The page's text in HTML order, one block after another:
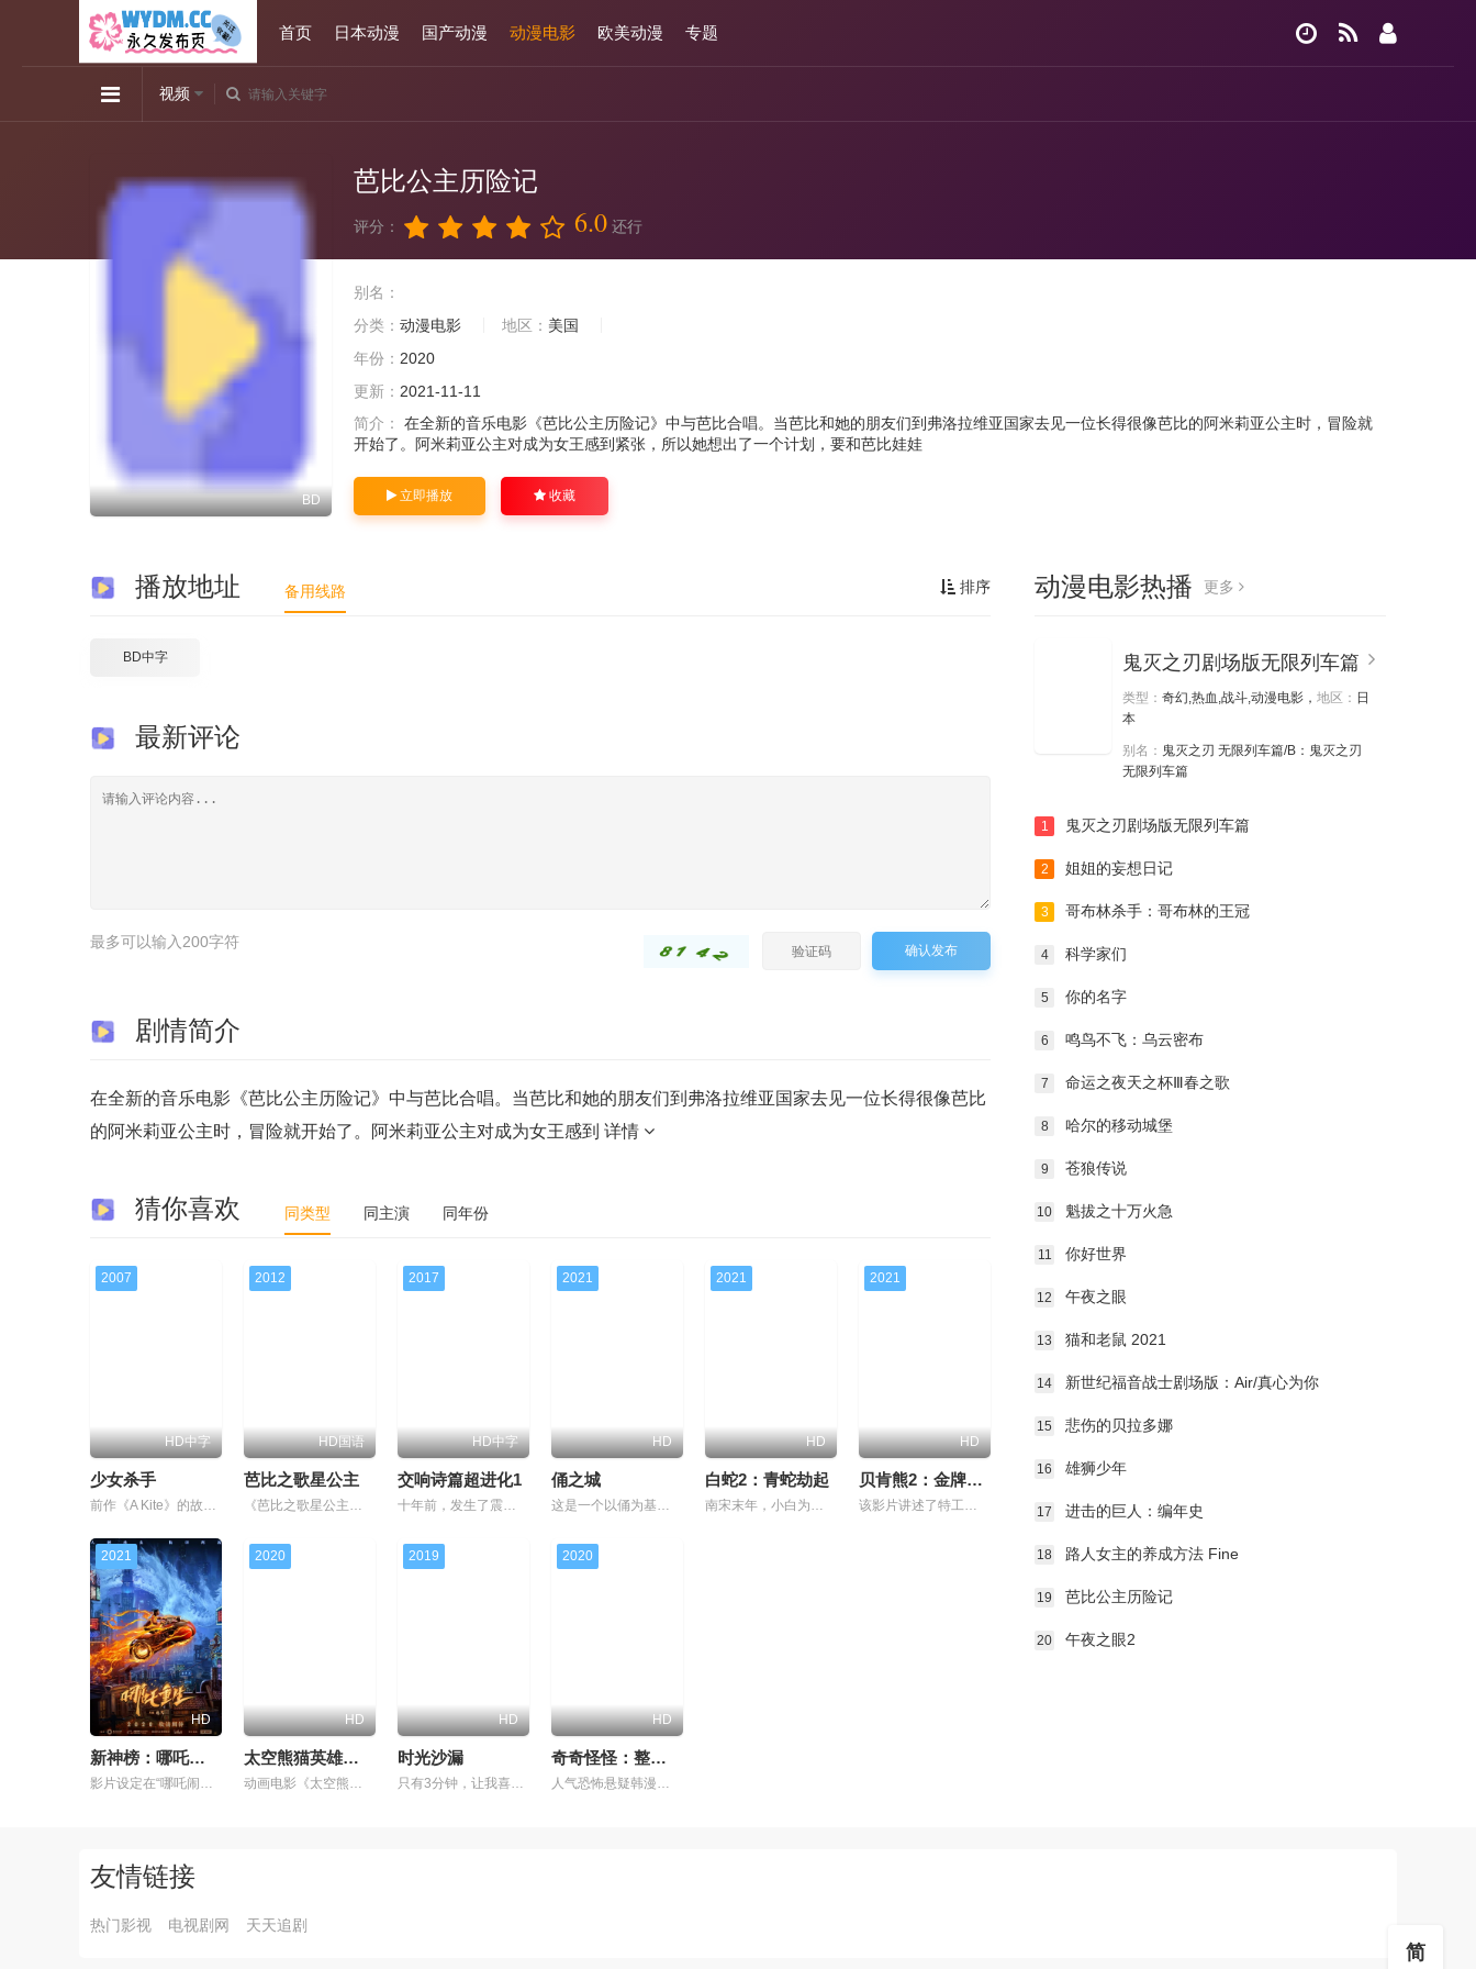
首页 日本动漫 国产动漫 动漫电影 欧美动漫 专题
视频
BD
芭比公主历险记
评分： 6.0 还行
别名：
分类： 动漫电影 地区： 美国
年份： 2020
更新： 2021-11-11
简介：
在全新的音乐电影《芭比公主历险记》中与芭比合唱。当芭比和她的朋友们到弗洛拉维亚国家去见一位长得很像芭比的阿米莉亚公主时，冒险就
开始了。阿米莉亚公主对成为女王感到紧张，所以她想出了一个计划，要和芭比娃娃
立即播放 收藏
排序
播放地址 备用线路
BD中字
最新评论
最多可以输入200字符 确认发布
剧情简介
在全新的音乐电影《芭比公主历险记》中与芭比合唱。当芭比和她的朋友们到弗洛拉维亚国家去见一位长得很像芭比
的阿米莉亚公主时，冒险就开始了。阿米莉亚公主对成为女王感到 详情
猜你喜欢 同类型 同主演 同年份
2007
HD中字
少女杀手
前作《A Kite》的故事结束几年之后，宇宙空间站中，各位队员边吃着宇宙食品边抱怨食品的难吃，宇航员野口折外也是其中的一员。过几天是他女儿野口百合花的生日，他托付营养员土井光一将礼物寄送给女儿。地球上
2012
HD国语
芭比之歌星公主
《芭比之歌星公主》（Barbie the princess and the popstar）讲述了芭比与明星之间，关于音乐的、难以忘记的奇幻旅程。芭比饰演Tori公主，她是想像摇滚明星一样自由摇摆的公
2017
HD中字
交响诗篇超进化1
十年前，发生了震撼世界的重大事件“第一次爱之夏”。兰顿失去了他的父亲阿德洛克，现在已经在边境城镇贝尔福雷斯特参加了塔州联盟军校。被称赞为英雄的已故父亲。 什么都没有的单调日常。兰顿身边的一切都很闷。
2021
HD
俑之城
这是一个以俑为基础创造的全新的地下世界，中国历朝历代都有俑，他们深埋地下构成了一个庞大又奇幻的地下世界，不同的俑城之间一旦联通就可以串联朝代，跨越时间。它与现实世界相平行，但却鲜为人知。 目前第一部《
2021
HD
白蛇2：青蛇劫起
南宋末年，小白为救许仙水漫金山，终被法海压在雷峰塔下。小青则意外被法海打入诡异的修罗城幻境。几次危机中小青被神秘蒙面少年所救，小青带着出去救出小白的执念历经劫难与成长，同蒙面少年一起寻找离开的办法&n
2021
HD
贝肯熊2：金牌特工
该影片讲述了特工熊贝肯意外遗失了超级芯片，变回普通北极熊，为了成就自己的特工梦，他踏上了寻找芯片的冒险之旅。在此过程中遇到了许多性格各异的可爱伙伴，引发了一系列令人捧腹大笑的乌龙事件，同时也在与伙伴们
2021
HD
新神榜：哪吒重生
影片设定在“哪吒闹海”三千年后，讲述了哪吒与东海龙族的恩怨并未善罢甘休，有着哪吒元神的李云祥，亦无法逃脱被龙族赶尽杀绝的宿命。身处平民区的他与富人区东海权贵三太子展开了新一轮的对抗的故事 。
2020
HD
太空熊猫英雄诞生
动画电影《太空熊猫英雄诞生》是《太空熊猫》系列动画电影的初章，讲述了未来地球上的一名熊猫人如何强化自己的力量与意志，最终成为一名守护地球的超级英雄的故事。
2019
HD
时光沙漏
只有3分钟，让我喜欢上你。 不想和任何人打交道。 不擅长与人交往的森谷美铃，是一名有着时间停止3分钟的能力的高中生。 某天，她在时间停止的期间内，试着窥视了班级第一的美少女·村上遥的裙子。不过，不知为
2020
HD
奇奇怪怪：整容液
人气恐怖悬疑韩漫《#整容液#》的改编动画电影发布预告！《整容液》出自韩国漫画家吴城垈脑洞大开的“奇奇怪怪”系列网络漫画，讲述一款名为“整容液”的产品能让人轻易改变容貌与身材，像捏黏土一样轻松变美，女主
动漫电影热播 更多
鬼灭之刃剧场版无限列车篇
类型： 奇幻,热血,战斗,动漫电影， 地区： 日
本
别名： 鬼灭之刃 无限列车篇/B：鬼灭之刃
无限列车篇
1 鬼灭之刃剧场版无限列车篇
2 姐姐的妄想日记
3 哥布林杀手：哥布林的王冠
4 科学家们
5 你的名字
6 鸣鸟不飞：乌云密布
7 命运之夜天之杯Ⅲ春之歌
8 哈尔的移动城堡
9 苍狼传说
10 魁拔之十万火急
11 你好世界
12 午夜之眼
13 猫和老鼠 2021
14 新世纪福音战士剧场版：Air/真心为你
15 悲伤的贝拉多娜
16 雄狮少年
17 进击的巨人：编年史
18 路人女主的养成方法 Fine
19 芭比公主历险记
20 午夜之眼2
友情链接
热门影视 电视剧网 天天追剧
简